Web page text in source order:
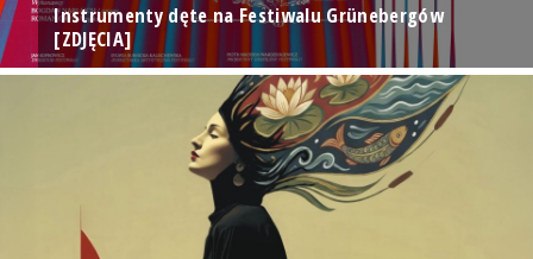
Instrumenty dęte na Festiwalu Grünebergów
[ZDJĘCIA]